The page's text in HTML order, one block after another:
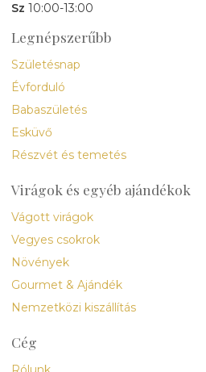
Sz 10:00-13:00
Legnépszerűbb
Születésnap
Évforduló
Babaszületés
Esküvő
Részvét és temetés
Virágok és egyéb ajándékok
Vágott virágok
Vegyes csokrok
Növények
Gourmet & Ajándék
Nemzetközi kiszállítás
Cég